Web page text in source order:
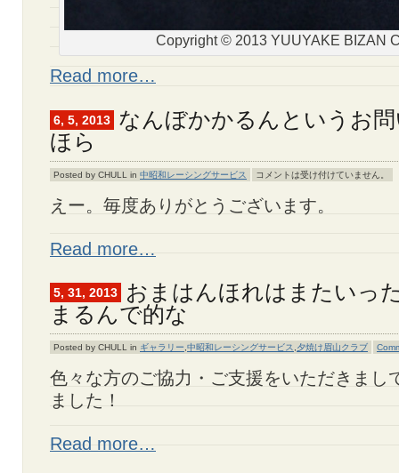
Copyright © 2013 YUUYAKE BIZAN
Read more…
6, 5, 2013
なんぼかかるんというお
ほら
Posted by CHULL in 中昭和レーシングサービス コメントは受け付けていません。
えー。毎度ありがとうございます。
Read more…
5, 31, 2013
おまはんほれはまたいっ
まるんで的な
Posted by CHULL in ギャラリー 中昭和レーシングサービス 夕焼け眉山クラブ
色々な方のご協力・ご支援をいただきまし
ました！
Read more…